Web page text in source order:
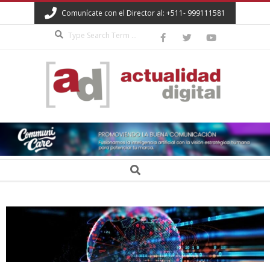
to
Comunícate con el Director al: +511- 999111581
ACTUALIDAD
DIGITAL Search